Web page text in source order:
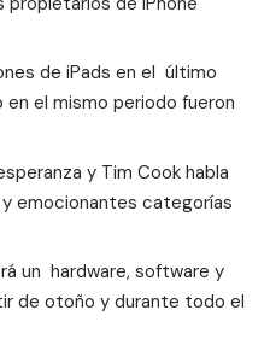
de iPads en el último
el mismo periodo fueron
y Tim Cook habla
emocionantes categorías
un hardware, software y
de otoño y durante todo el